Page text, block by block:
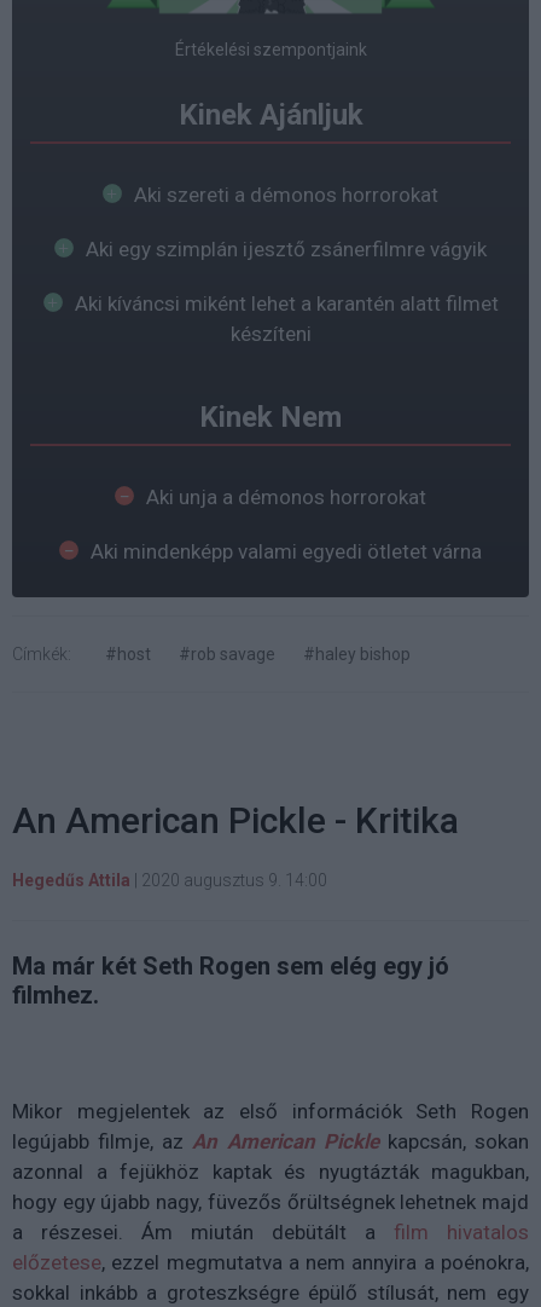
Értékelési szempontjaink
Kinek Ajánljuk
Aki szereti a démonos horrorokat
Aki egy szimplán ijesztő zsánerfilmre vágyik
Aki kíváncsi miként lehet a karantén alatt filmet
készíteni
Kinek Nem
Aki unja a démonos horrorokat
Aki mindenképp valami egyedi ötletet várna
Címkék: #host #rob savage #haley bishop
An American Pickle - Kritika
Hegedűs Attila 2020 augusztus 9. 14:00
Ma már két Seth Rogen sem elég egy jó
filmhez.
Mikor megjelentek az első információk Seth Rogen
legújabb filmje, azAn American Picklekapcsán, sokan
azonnal a fejükhöz kaptak és nyugtázták magukban,
hogy egy újabb nagy, füvezős őrültségnek lehetnek majd
a részesei. Ám miután debütált a film hivatalos
előzetese, ezzel megmutatva a nem annyira a poénokra,
sokkal inkább a groteszkségre épülő stílusát, nem egy